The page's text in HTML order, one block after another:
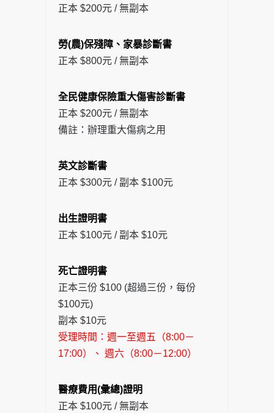
正本 $200元 / 無副本
勞(農)保殘障、家暴診斷書
正本 $800元 / 無副本
全民健康保險重大傷害診斷書
正本 $200元 / 無副本
備註：辦理重大傷病之用
英文診斷書
正本 $300元 / 副本 $100元
出生證明書
正本 $100元 / 副本 $10元
死亡證明書
正本三份 $100 (超過三份，每份
$100元)
副本 $10元
受理時間：週一至週五（8:00－
17:00）、 週六（8:00－12:00）
醫療費用(彙總)證明
正本 $100元 / 無副本